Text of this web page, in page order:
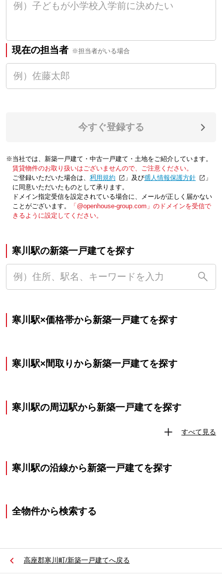
現在の担当者 ※担当者がいる場合
今すぐ登録する
※当社では、新築一戸建て・中古一戸建て・土地をご紹介しています。
賃貸物件のお取り扱いはございませんので、ご注意ください。
ご登録いただいた場合は、「利用規約 」及び「個人情報保護方針
」
に同意いただいたものとして承ります。
ドメイン指定受信を設定されている場合に、メールが正しく届かない
ことがございます。
「@openhouse-group.com」のドメインを受信で
きるように設定してください。
寒川駅の新築一戸建てを探す
寒川駅×価格帯から新築一戸建てを探す
寒川駅×間取りから新築一戸建てを探す
寒川駅の周辺駅から新築一戸建てを探す
すべて見る
寒川駅の沿線から新築一戸建てを探す
全物件から検索する
高座郡寒川町/新築一戸建てへ戻る